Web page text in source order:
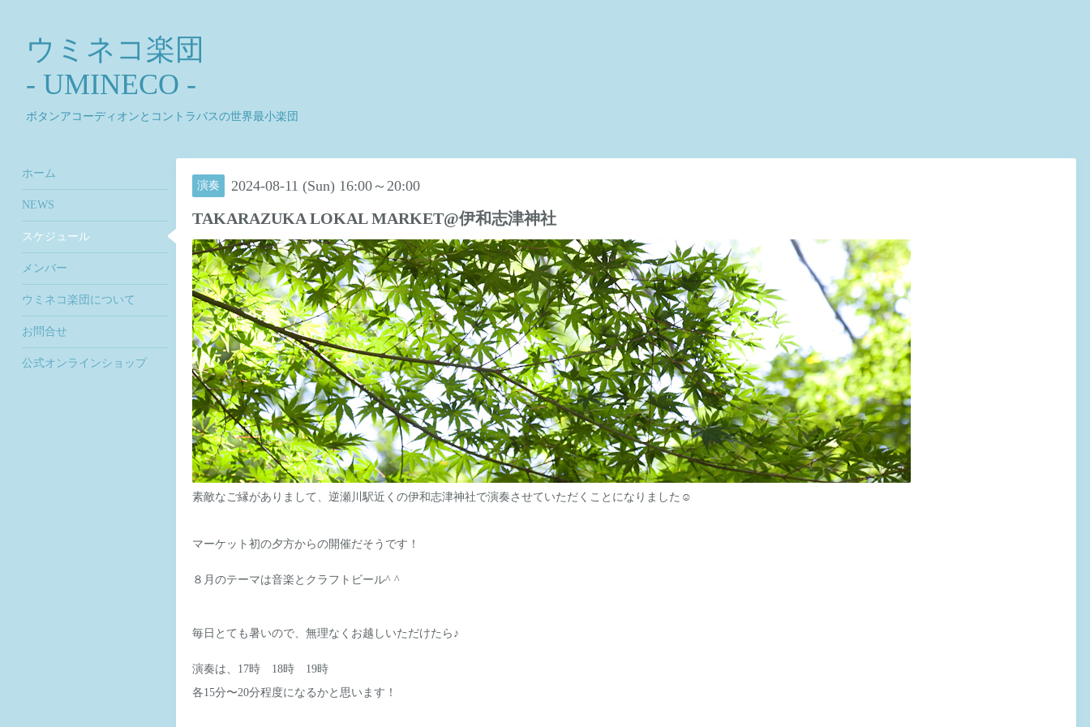
ウミネコ楽団
- UMINECO -
ボタンアコーディオンとコントラバスの世界最小楽団
演奏 2024-08-11 (Sun) 16:00～20:00
TAKARAZUKA LOKAL MARKET@伊和志津神社
素敵なご縁がありまして、逆瀬川駅近くの伊和志津神社で演奏させていただくことになりました☺︎
マーケット初の夕方からの開催だそうです！
８月のテーマは音楽とクラフトビール^ ^
毎日とても暑いので、無理なくお越しいただけたら♪
演奏は、17時 18時 19時
各15分〜20分程度になるかと思います！
ホーム
NEWS
スケジュール
メンバー
ウミネコ楽団について
お問合せ
公式オンラインショップ